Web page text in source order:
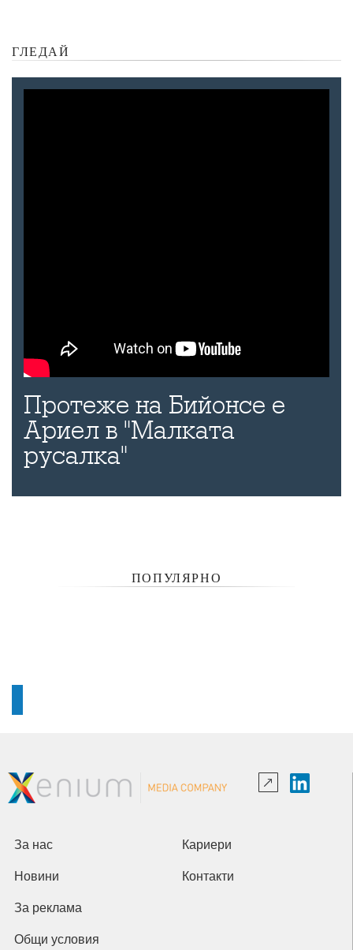
ГЛЕДАЙ
Протеже на Бийонсе е
Ариел в "Малката
русалка"
ПОПУЛЯРНО
За нас Кариери
Новини Контакти
За реклама
Общи условия